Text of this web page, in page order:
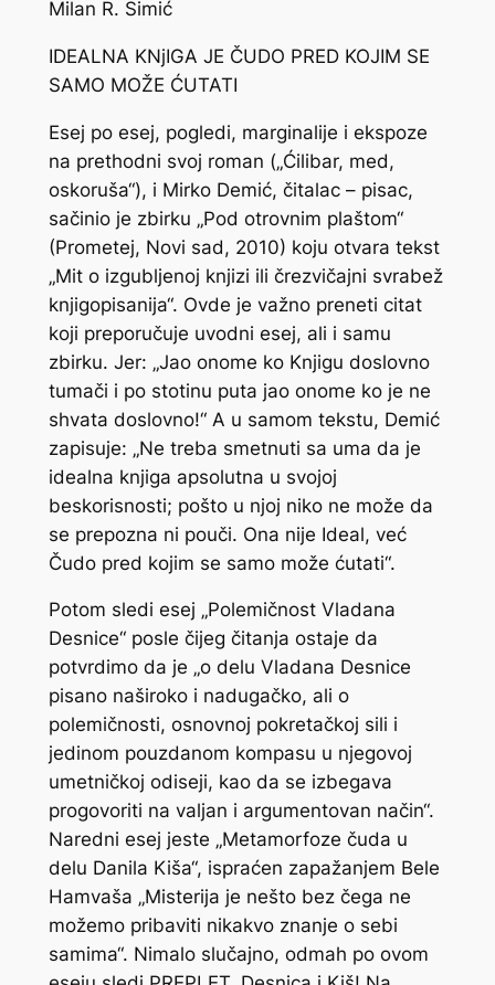
Milan R. Simić
IDEALNA KNjIGA JE ČUDO PRED KOJIM SE
SAMO MOŽE ĆUTATI
Esej po esej, pogledi, marginalije i ekspoze
na prethodni svoj roman („Ćilibar, med,
oskoruša“), i Mirko Demić, čitalac – pisac,
sačinio je zbirku „Pod otrovnim plaštom“
(Prometej, Novi sad, 2010) koju otvara tekst
„Mit o izgubljenoj knjizi ili črezvičajni svrabež
knjigopisanija“. Ovde je važno preneti citat
koji preporučuje uvodni esej, ali i samu
zbirku. Jer: „Jao onome ko Knjigu doslovno
tumači i po stotinu puta jao onome ko je ne
shvata doslovno!“ A u samom tekstu, Demić
zapisuje: „Ne treba smetnuti sa uma da je
idealna knjiga apsolutna u svojoj
beskorisnosti; pošto u njoj niko ne može da
se prepozna ni pouči. Ona nije Ideal, već
Čudo pred kojim se samo može ćutati“.
Potom sledi esej „Polemičnost Vladana
Desnice“ posle čijeg čitanja ostaje da
potvrdimo da je „o delu Vladana Desnice
pisano naširoko i nadugačko, ali o
polemičnosti, osnovnoj pokretačkoj sili i
jedinom pouzdanom kompasu u njegovoj
umetničkoj odiseji, kao da se izbegava
progovoriti na valjan i argumentovan način“.
Naredni esej jeste „Metamorfoze čuda u
delu Danila Kiša“, ispraćen zapažanjem Bele
Hamvaša „Misterija je nešto bez čega ne
možemo pribaviti nikakvo znanje o sebi
samima“. Nimalo slučajno, odmah po ovom